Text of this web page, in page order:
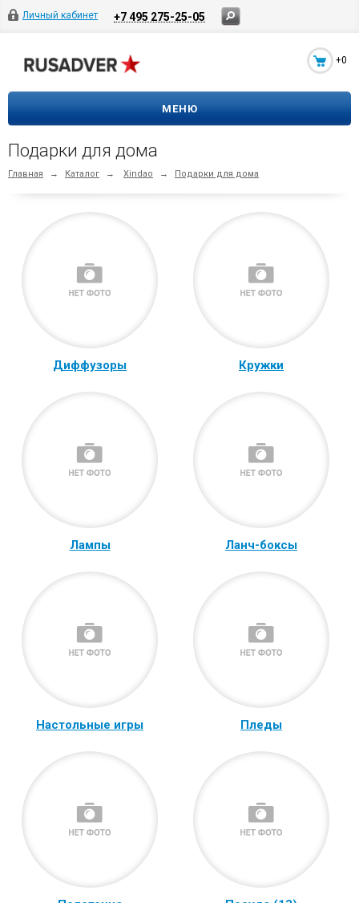
Личный кабинет +7 495 275-25-05
+0
МЕНЮ
Подарки для дома
Главная → Каталог → Xindao → Подарки для дома
Диффузоры Кружки
Лампы Ланч-боксы
Настольные игры Пледы